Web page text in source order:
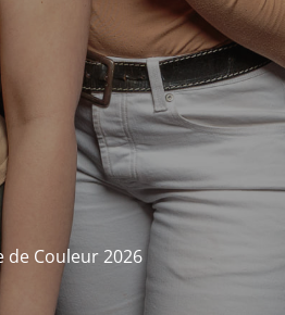
de Couleur 2026